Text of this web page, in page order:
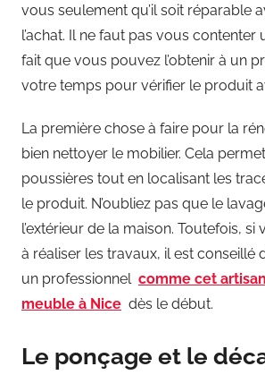
vous seulement qu’il soit réparable
l’achat. Il ne faut pas vous contenter
fait que vous pouvez l’obtenir à un
votre temps pour vérifier le produit
La première chose à faire pour la
bien nettoyer le mobilier. Cela
poussières tout en localisant les
le produit. N’oubliez pas que le
l’extérieur de la maison. Toutefois,
à réaliser les travaux, il est conseillé
un professionnel comme cet artisan
meuble à Nice dès le début.
Le ponçage et le